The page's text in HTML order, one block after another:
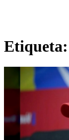
Etiqueta: